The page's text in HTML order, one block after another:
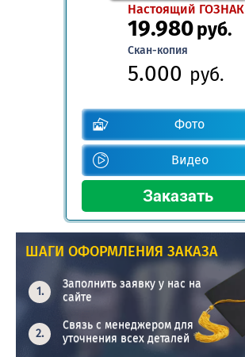
Настоящий ГОЗНАК
19.980руб.
Скан-копия
5.000 руб.
Фото
Видео
ШАГИ ОФОРМЛЕНИЯ ЗАКАЗА
Заполнить заявку у нас на
сайте
Связь с менеджером для
уточнения всех деталей